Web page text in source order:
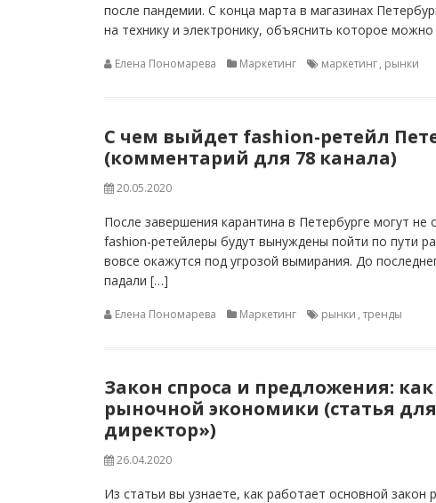
после пандемии. С конца марта в магазинах
на технику и электронику, объяснить которое
Елена Пономарева Маркетинг маркетинг, рынки
С чем выйдет fashion-ретейл
(комментарий для 78 канала)
20.05.2020
После завершения карантина в Петербурге могут
fashion-ретейлеры будут вынуждены пойти по пути
вовсе окажутся под угрозой вымирания. До
падали […]
Елена Пономарева Маркетинг рынки , тренды
Закон спроса и предложения:
рыночной экономики (статья
директор»)
26.04.2020
Из статьи вы узнаете, как работает основной